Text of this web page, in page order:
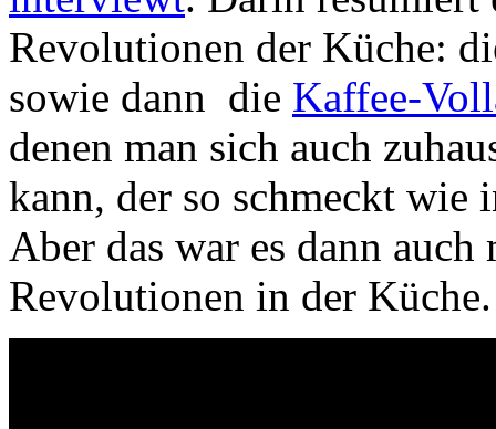
Revolutionen der Küche:
sowie dann die Kaffee-
denen man sich auch
kann, der so schmeckt wie
Aber das war es dann
Revolutionen in der Küche.